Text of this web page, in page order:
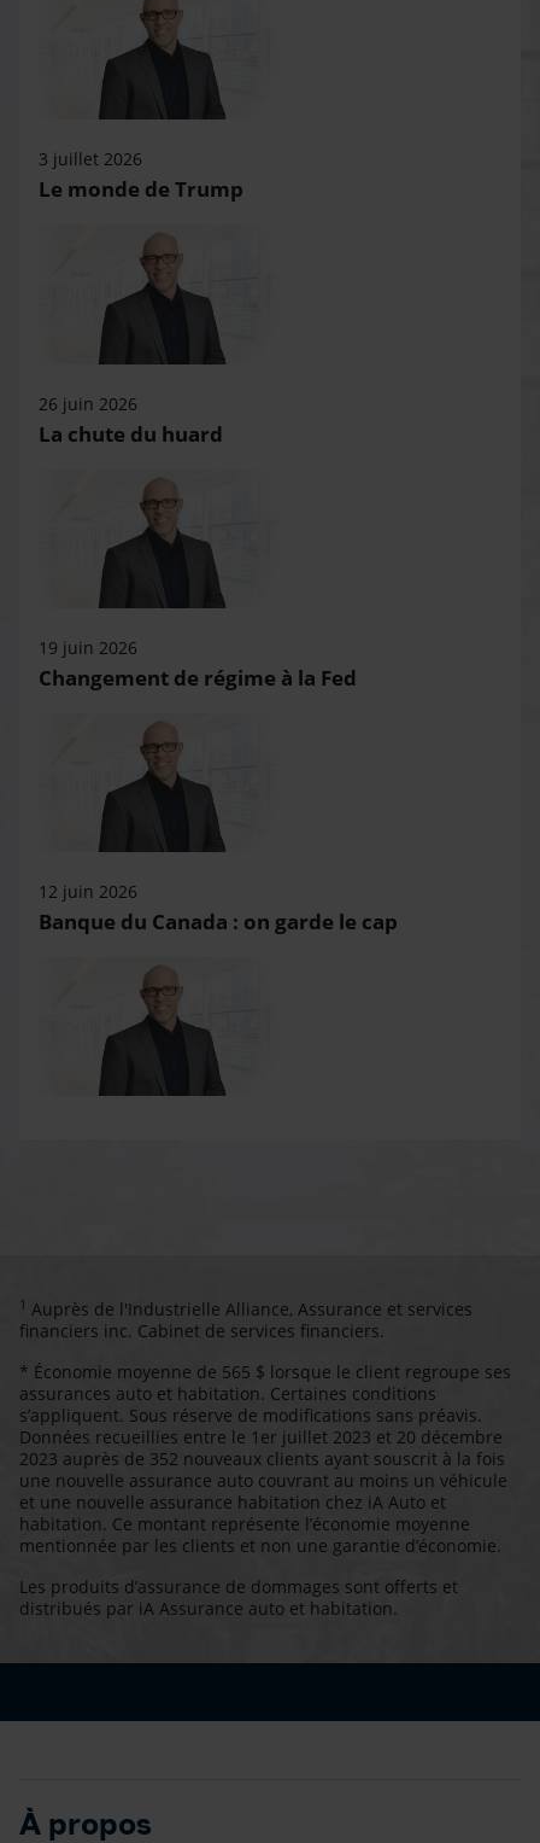
3 juillet 2026
Le monde de Trump
26 juin 2026
La chute du huard
19 juin 2026
Changement de régime à la Fed
12 juin 2026
Banque du Canada : on garde le cap
1 Auprès de l'Industrielle Alliance, Assurance et services
financiers inc. Cabinet de services financiers.
* Économie moyenne de 565 $ lorsque le client regroupe ses
assurances auto et habitation. Certaines conditions
s’appliquent. Sous réserve de modifications sans préavis.
Données recueillies entre le 1er juillet 2023 et 20 décembre
2023 auprès de 352 nouveaux clients ayant souscrit à la fois
une nouvelle assurance auto couvrant au moins un véhicule
et une nouvelle assurance habitation chez iA Auto et
habitation. Ce montant représente l’économie moyenne
mentionnée par les clients et non une garantie d’économie.
Les produits d’assurance de dommages sont offerts et
distribués par iA Assurance auto et habitation.
À propos